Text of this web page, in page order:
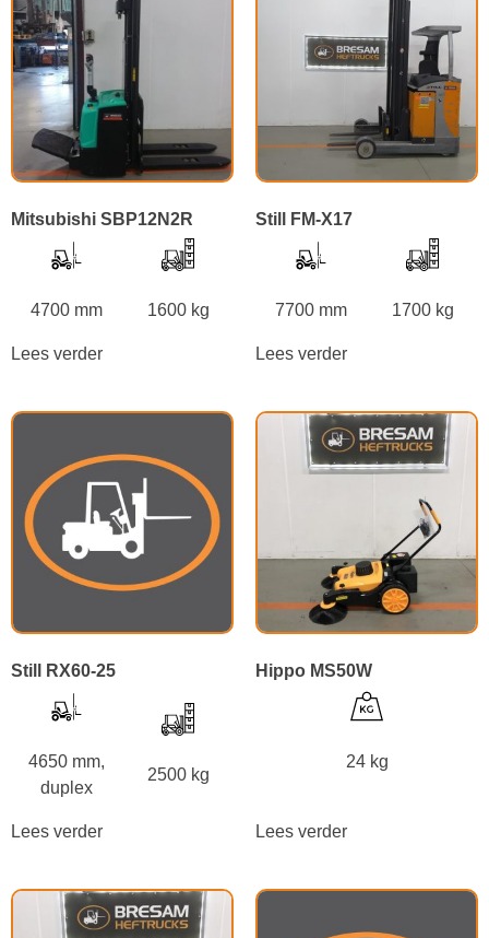
Mitsubishi SBP12N2R
4700 mm 1600 kg
Lees verder
Still FM-X17
7700 mm 1700 kg
Lees verder
Still RX60-25
4650 mm,
duplex
2500 kg
Lees verder
Hippo MS50W
24 kg
Lees verder